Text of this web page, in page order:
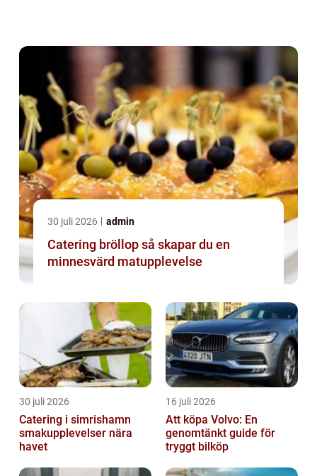
30 juli 2026 admin
Catering bröllop så skapar du en
minnesvärd matupplevelse
30 juli 2026
Catering i simrishamn
smakupplevelser nära
havet
16 juli 2026
Att köpa Volvo: En
genomtänkt guide för
tryggt bilköp